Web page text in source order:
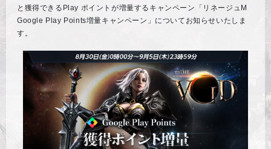
と獲得できるPlay ポイントが増量するキャンペーン「リネージュM
Google Play Points増量キャンペーン」についてお知らせいたしま
す。